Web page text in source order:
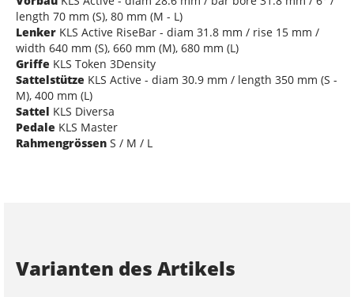
length 70 mm (S), 80 mm (M - L)
Lenker KLS Active RiseBar - diam 31.8 mm / rise 15 mm /
width 640 mm (S), 660 mm (M), 680 mm (L)
Griffe KLS Token 3Density
Sattelstütze KLS Active - diam 30.9 mm / length 350 mm (S -
M), 400 mm (L)
Sattel KLS Diversa
Pedale KLS Master
Rahmengrössen S / M / L
Varianten des Artikels